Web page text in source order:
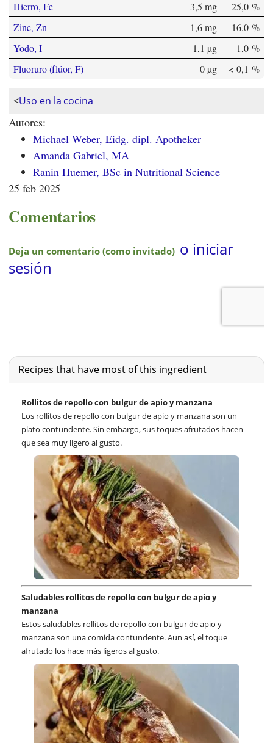
Hierro, Fe 3,5 mg
25,0 %
Zinc, Zn
1,6 mg
16,0 %
Yodo, I
1,1 µg
1,0 %
Fluoruro (flúor, F)
0 µg < 0,1 %
<Uso en la cocina
Autores:
Michael Weber, Eidg. dipl. Apotheker
Amanda Gabriel, MA
Ranin Huemer, BSc in Nutritional Science
25 feb 2025
Comentarios
Recipes that have most of this ingredient
Rollitos de repollo con bulgur de apio y manzana
Los rollitos de repollo con bulgur de apio y manzana son un
plato contundente. Sin embargo, sus toques afrutados hacen
que sea muy ligero al gusto.
Saludables rollitos de repollo con bulgur de apio y
manzana
Estos saludables rollitos de repollo con bulgur de apio y
manzana son una comida contundente. Aun así, el toque
afrutado los hace más ligeros al gusto.